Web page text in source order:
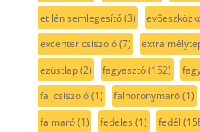
etilén semlegesítő(3)
excenter csiszoló(7) extra
ezüstlap(2) fagyasztó(152)
fal csiszoló(1) falhoronymaró(1)
falmaró(1) fedeles (1) fedél